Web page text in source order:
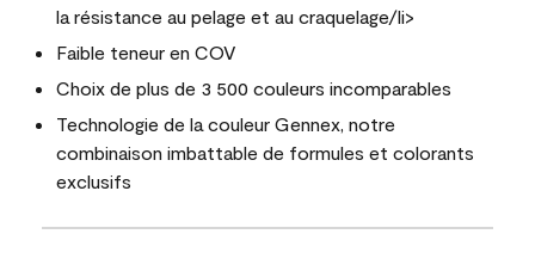
la résistance au pelage et au craquelage/li>
Faible teneur en COV
Choix de plus de 3 500 couleurs incomparables
Technologie de la couleur Gennex, notre
combinaison imbattable de formules et colorants
exclusifs